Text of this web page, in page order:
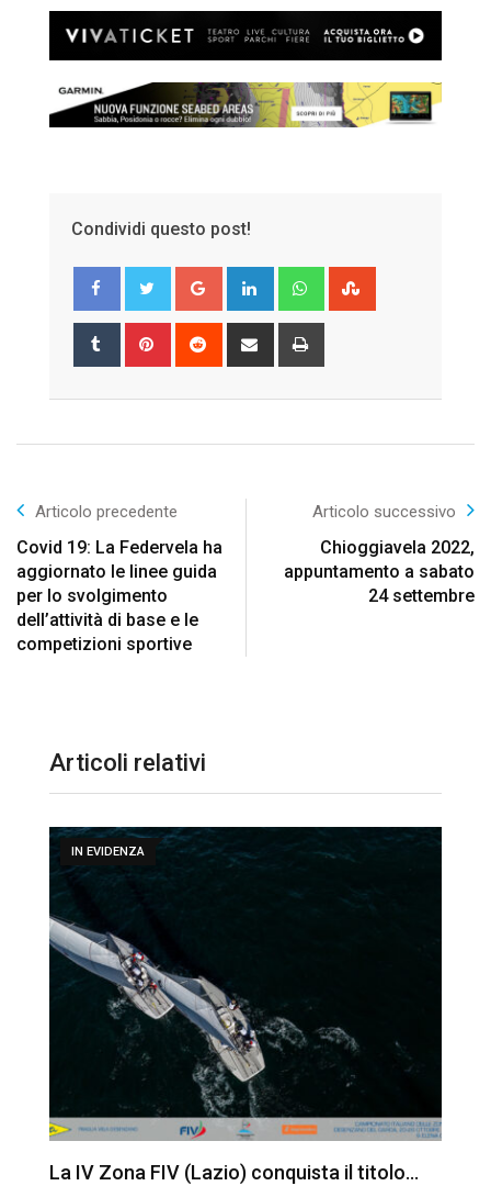
Condividi questo post!
Google+ LinkedIn Whatsapp
Tumblr Pinterest Reddit
Share
Articolo precedente
Covid 19: La Federvela ha
aggiornato le linee guida
per lo svolgimento
dell’attività di base e le
competizioni sportive
Articolo successivo
Chioggiavela 2022,
appuntamento a sabato
24 settembre
Articoli relativi
IN EVIDENZA
La IV Zona FIV (Lazio) conquista il titolo…